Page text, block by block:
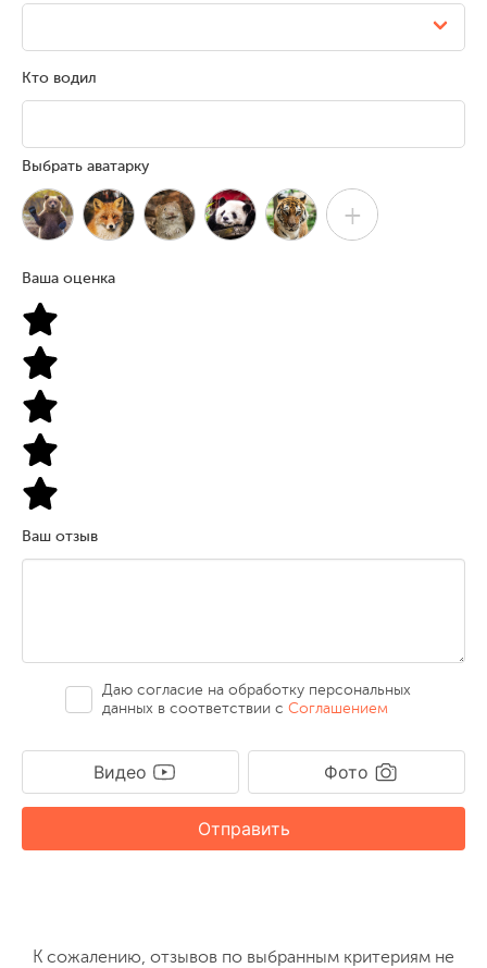
Кто водил
Выбрать аватарку
+
Ваша оценка
Ваш отзыв
Даю согласие на обработку персональных
данных в соответствии сСоглашением
Видео Фото
Отправить
К сожалению, отзывов по выбранным критериям не